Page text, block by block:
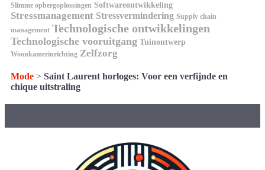
Slimme opbergoplossingen Softwareontwikkeling
Stressmanagement Stressvermindering Supply chain
management Technologische ontwikkelingen
Technologische vooruitgang Tuinontwerp
Woonkamerinrichting Zelfzorg
Mode > Saint Laurent horloges: Voor een verfijnde en
chique uitstraling